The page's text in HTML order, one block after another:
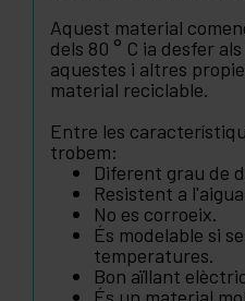
Aquest material
dels 80 ° C ia desfer
aquestes i altres
material reciclable.
Entre les
trobem:
Diferent grau de
Resistent a
No es corroeix.
És modelable si
temperatures.
Bon aïllant